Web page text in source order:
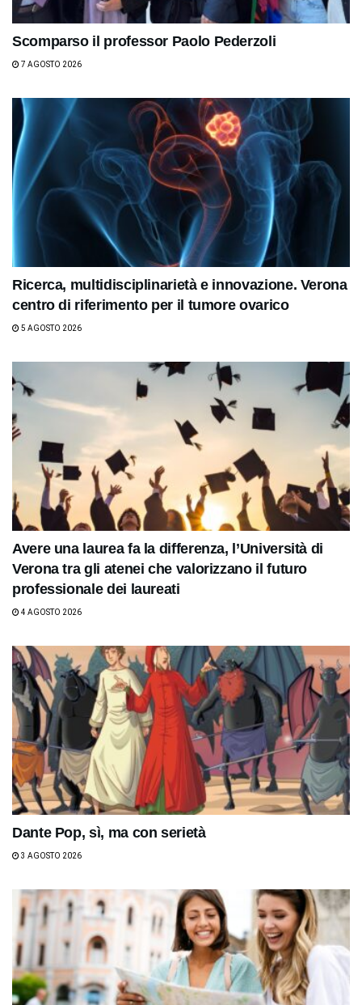
Scomparso il professor Paolo Pederzoli
7 AGOSTO 2026
Ricerca, multidisciplinarietà e innovazione. Verona
centro di riferimento per il tumore ovarico
5 AGOSTO 2026
Avere una laurea fa la differenza, l’Università di
Verona tra gli atenei che valorizzano il futuro
professionale dei laureati
4 AGOSTO 2026
Dante Pop, sì, ma con serietà
3 AGOSTO 2026